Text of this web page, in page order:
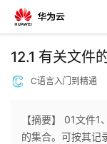
返
12.1 有关文件
C语言入门到精通
【摘要】 01文件
的集合。可按其记